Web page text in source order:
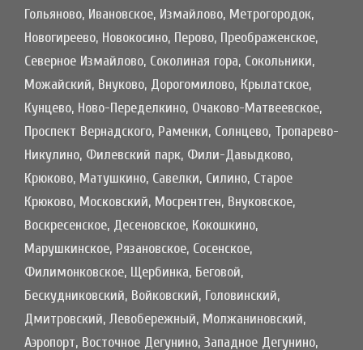
Гольяново, Ивановское, Измайлово, Метрогородок,
Новогиреево, Новокосино, Перово, Преображенское,
Северное Измайлово, Соколиная гора, Сокольники,
Можайский, Внуково, Дорогомилово, Крылатское,
Кунцево, Ново-Переделкино, Очаково-Матвеевское,
Проспект Вернадского, Раменки, Солнцево, Тропарево-
Никулино, Филевский парк, Фили-Давыдково,
Крюково, Матушкино, Савелки, Силино, Старое
Крюково, Московский, Мосрентген, Внуковское,
Воскресенское, Десеновское, Кокошкино,
Марушкинское, Рязановское, Сосенское,
Филимонковское, Щербинка, Беговой,
Бескудниковский, Войковский, Головинский,
Дмитровский, Левобережный, Молжаниновский,
Аэропорт, Восточное Дегунино, Западное Дегунино,